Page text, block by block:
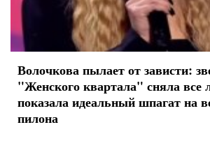
Волочкова пылает от зависти:
"Женского квартала" сняла все
показала идеальный шпагат на
пилона